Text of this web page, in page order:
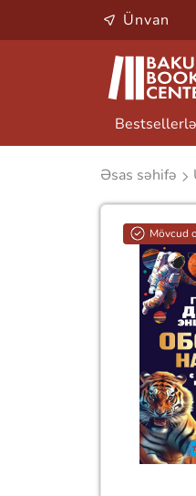
Ünvan
Əsas səhifə
Mövcud